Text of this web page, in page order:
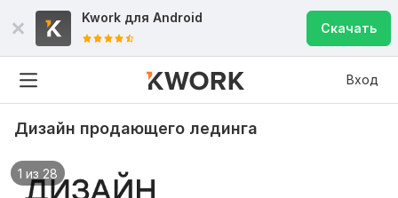
Kwork для Android
Скачать
Вход
Дизайн продающего лединга
1 из 28